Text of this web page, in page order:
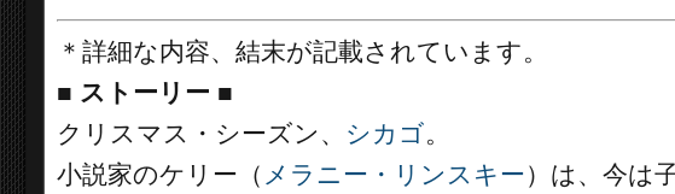
＊詳細な内容、結末が記載されています。
■ ストーリー ■
クリスマス・シーズン、 シカゴ。
小説家のケリー（ メラニー・リンスキー）は、今は